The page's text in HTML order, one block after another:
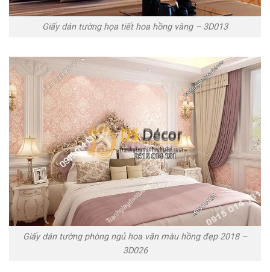
Giấy dán tường họa tiết hoa hồng vàng – 3D013
Giấy dán tường phòng ngủ hoa văn màu hồng đẹp 2018 –
3D026